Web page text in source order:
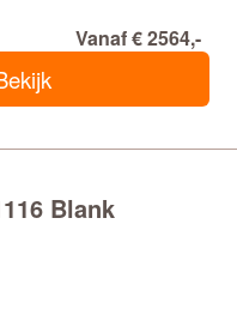
Vanaf € 2564,-
Blank